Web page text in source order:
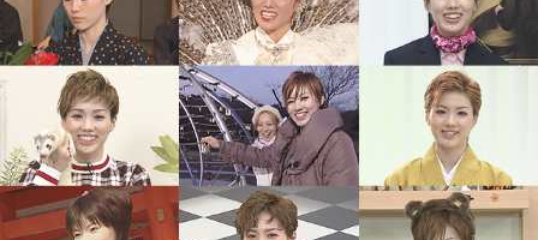
キャトルレーヴ オンライン
タカラヅカ・スカイ・ステージ
配信deタカラヅカ
宝塚クリエイティブアーツ オフィシャルサイト